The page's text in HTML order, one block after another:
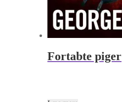
Fortabte piger